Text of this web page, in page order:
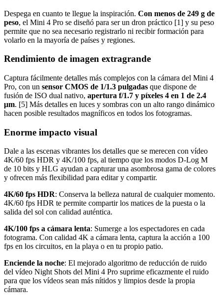
Despega en cuanto te llegue la inspiración. Con menos de 249 g de
peso, el Mini 4 Pro se diseñó para ser un dron práctico [1] y su peso
permite que no sea necesario registrarlo ni recibir formación para
volarlo en la mayoría de países y regiones.
Rendimiento de imagen extragrande
Captura fácilmente detalles más complejos con la cámara del Mini 4
Pro, con un sensor CMOS de 1/1.3 pulgadas que dispone de
fusión de ISO dual nativo, apertura f/1.7 y píxeles 4 en 1 de 2.4
μm. [5] Más detalles en luces y sombras con un alto rango dinámico
hacen posible resultados magníficos en todos los fotogramas.
Enorme impacto visual
Dale a las escenas vibrantes los detalles que se merecen con vídeo
4K/60 fps HDR y 4K/100 fps, al tiempo que los modos D-Log M
de 10 bits y HLG ayudan a capturar una asombrosa gama de colores
y ofrecen más flexibilidad para editar y compartir.
4K/60 fps HDR: Conserva la belleza natural de cualquier momento.
4K/60 fps HDR te permite compartir los matices de la puesta o la
salida del sol con calidad auténtica.
4K/100 fps a cámara lenta: Sumerge a los espectadores en cada
fotograma. Con calidad 4K a cámara lenta, captura la acción a 100
fps en los circuitos, en la playa o en tu propio patio.
Enciende la noche: El mejorado algoritmo de reducción de ruido
del vídeo Night Shots del Mini 4 Pro suprime eficazmente el ruido
para que los vídeos sean más nítidos y limpios desde la propia
cámara.